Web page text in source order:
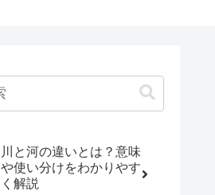
川と河の違いとは？意味
や使い分けをわかりやす
く解説